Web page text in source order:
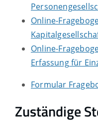
Online-
Online-
Erfassung für
Formular
Zuständige